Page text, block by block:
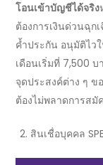
โอนเข้าบัญชีได้จริง
ต้องการเงินด่วนฉุก
ค้ำประกัน อนุมัติไวใ
เดือนเริ่มที่ 7,500
จุดประสงค์ต่าง ๆ
ต้องไม่พลาดการสมั
สินเชื่อบุคคล